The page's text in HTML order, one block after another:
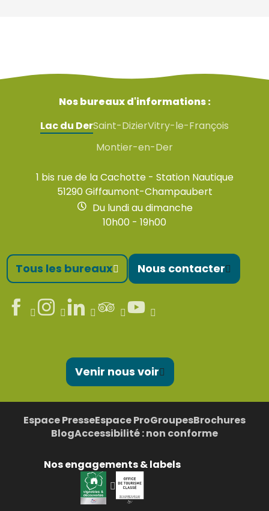
Nos bureaux d'informations :
Lac du DerSaint-DizierVitry-le-François
Montier-en-Der
1 bis rue de la Cachotte - Station Nautique
51290 Giffaumont-Champaubert
Du lundi au dimanche
10h00 - 19h00
Tous les bureaux Nous contacter
Venir nous voir
Espace PresseEspace ProGroupesBrochures
BlogAccessibilité : non conforme
Nos engagements & labels